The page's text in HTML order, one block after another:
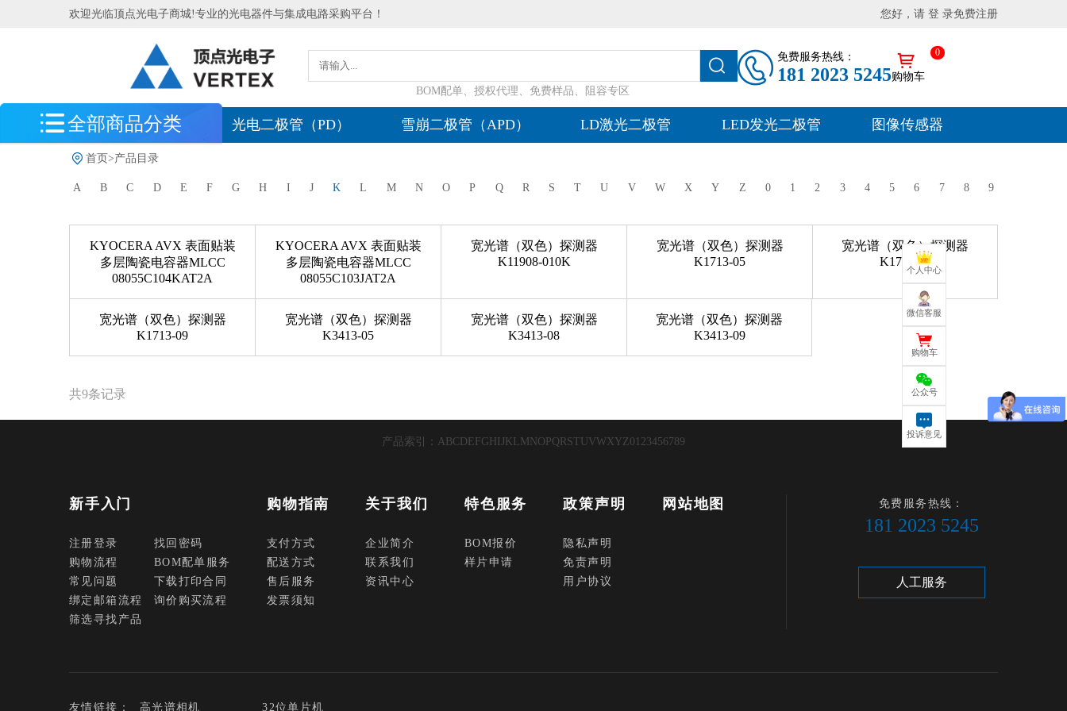
欢迎光临顶点光电子商城!专业的光电器件与集成电路采购平台！ 您好，请 登 录免费注册
BOM配单、授权代理、免费样品、阻容专区
免费服务热线：
181 2023 5245购物车
0
全部商品分类
光电探测器
光电传感器
光学测量系统
处理器 MCU 逻辑芯片
模数/数模转换器 接口芯片 时钟
发生器 时间-数字转换器
数字/模拟开关 电平转换 继电器
最新到货 光电二极管（PD） 雪崩二极管（APD） LD激光二极管 LED发光二极管 图像传感器
首页 >产品目录
A B C D E F G H I J K L M N O P Q R S T U V W X Y Z 0 1 2 3 4 5 6 7 8 9
KYOCERA AVX 表面贴装
多层陶瓷电容器MLCC
08055C104KAT2A
KYOCERA AVX 表面贴装
多层陶瓷电容器MLCC
08055C103JAT2A
宽光谱（双色）探测器
K11908-010K
宽光谱（双色）探测器
K1713-05
宽光谱（双色）探测器
K1713-08
宽光谱（双色）探测器
K1713-09
宽光谱（双色）探测器
K3413-05
宽光谱（双色）探测器
K3413-08
宽光谱（双色）探测器
K3413-09
共9条记录
个人中心
微信客服
购物车
公众号
投诉意见
产品索引： A BC D E FG H J K L M N O PQ RSTUVWXYZ0 23456789
新手入门
注册登录
找回密码
购物流程
BOM配单服务
常见问题
下载打印合同
绑定邮箱流程
询价购买流程
筛选寻找产品
购物指南
支付方式
配送方式
售后服务
发票须知
关于我们
企业简介
联系我们
资讯中心
特色服务
BOM报价
样片申请
政策声明
隐私声明
免责声明
用户协议
网站地图 免费服务热线：
181 2023 5245
人工服务
友情链接： 高光谱相机 32位单片机